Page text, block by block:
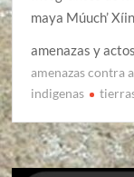
maya Múuch’
amenazas y
amenazas contra
indigenas